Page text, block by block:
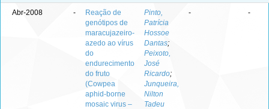
Abr-2008 -
Reação de
genótipos de
maracujazeiro-
azedo ao vírus
do
endurecimento
do fruto
(Cowpea
aphid-borne
mosaic virus –
Pinto,
Patrícia
Hossoe
Dantas;
Peixoto,
José
Ricardo;
Junqueira,
Nilton
Tadeu
- -